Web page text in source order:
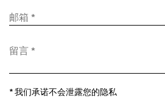
* 我们承诺不会泄露您的隐私